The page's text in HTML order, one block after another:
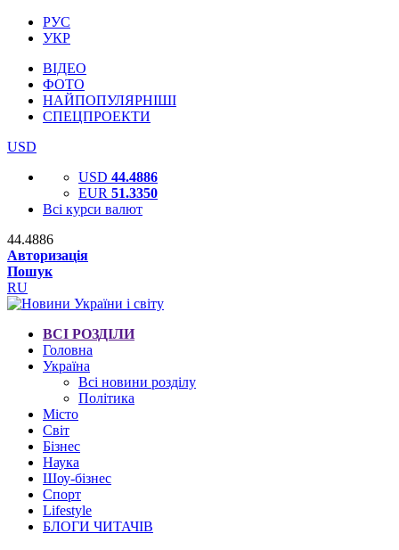
РУС
УКР
ВІДЕО
ФОТО
НАЙПОПУЛЯРНІШІ
СПЕЦПРОЕКТИ
USD
USD 44.4886
EUR 51.3350
Всі курси валют
44.4886
Авторизація
Пошук
RU
ВСІ РОЗДІЛИ
Головна
Україна
Всі новини розділу
Політика
Місто
Світ
Бізнес
Наука
Шоу-бізнес
Спорт
Lifestyle
БЛОГИ ЧИТАЧІВ